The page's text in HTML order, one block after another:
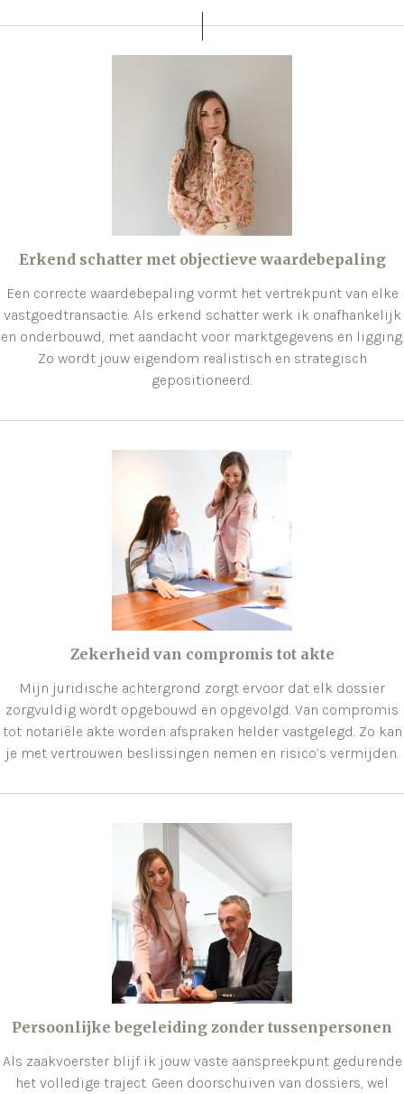
Erkend schatter met objectieve waardebepaling
Een correcte waardebepaling vormt het vertrekpunt van elke
vastgoedtransactie. Als erkend schatter werk ik onafhankelijk
en onderbouwd, met aandacht voor marktgegevens en ligging.
Zo wordt jouw eigendom realistisch en strategisch
gepositioneerd.
Zekerheid van compromis tot akte
Mijn juridische achtergrond zorgt ervoor dat elk dossier
zorgvuldig wordt opgebouwd en opgevolgd. Van compromis
tot notariële akte worden afspraken helder vastgelegd. Zo kan
je met vertrouwen beslissingen nemen en risico’s vermijden.
Persoonlijke begeleiding zonder tussenpersonen
Als zaakvoerster blijf ik jouw vaste aanspreekpunt gedurende
het volledige traject. Geen doorschuiven van dossiers, wel